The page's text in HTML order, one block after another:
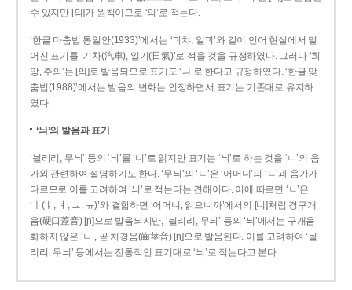
수 있지만 [의]가 원칙이므로 ‘의’로 적는다.
‘한글 마춤법 통일안(1933)’에서는 ‘긔챠, 일긔’와 같이 언어 현실에서 멀
어진 표기를 ‘기차(汽車), 일기(日氣)’로 적을 것을 규정하였다. 그러나 ‘희
망, 주의’는 [의]로 발음되므로 표기도 ‘ㅢ’로 한다고 규정하였다. ‘한글 맞
춤법(1988)’에서는 발음의 변화는 인정하면서 표기는 기존대로 유지하
였다.
‘늬’의 발음과 표기
‘늴리리, 무늬’ 등의 ‘늬’를 ‘니’로 읽지만 표기는 ‘늬’로 하는 것을 ‘ㄴ’의 음
가와 관련하여 설명하기도 한다. ‘무늬’의 ‘ㄴ’은 ‘어머니’의 ‘ㄴ’과 음가가
다르므로 이를 고려하여 ‘늬’로 적는다는 견해이다. 이에 따르면 ‘ㄴ’은
‘ㅣ(ㅑ, ㅕ, ㅛ, ㅠ)’와 결합하면 ‘어머니, 읽으니까’에서의 [니]처럼 경구개
음(硬口蓋音) [ɲ]으로 발음되지만, ‘늴리리, 무늬’ 등의 ‘늬’에서는 구개음
화하지 않은 ‘ㄴ’, 곧 치경음(齒莖音) [n]으로 발음된다. 이를 고려하여 ‘늴
리리, 무늬’ 등에서는 전통적인 표기대로 ‘늬’로 적는다고 본다.